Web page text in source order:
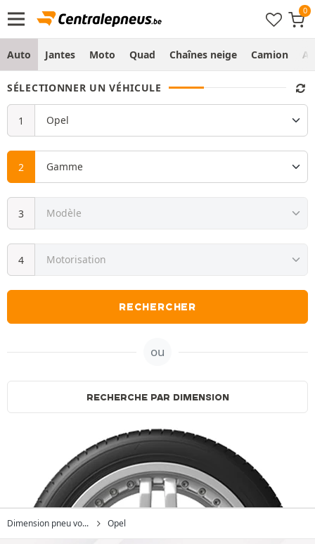
Auto Jantes Moto Quad Chaînes neige Camion
SÉLECTIONNER UN VÉHICULE
RECHERCHER
ou
RECHERCHE PAR DIMENSION
Dimension pneu vo... Opel